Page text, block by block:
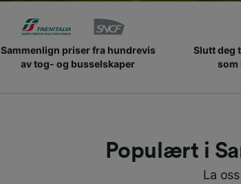
Sammenlign priser fra hundrevis
av tog- og busselskaper
Slutt deg
som
Populært i
La